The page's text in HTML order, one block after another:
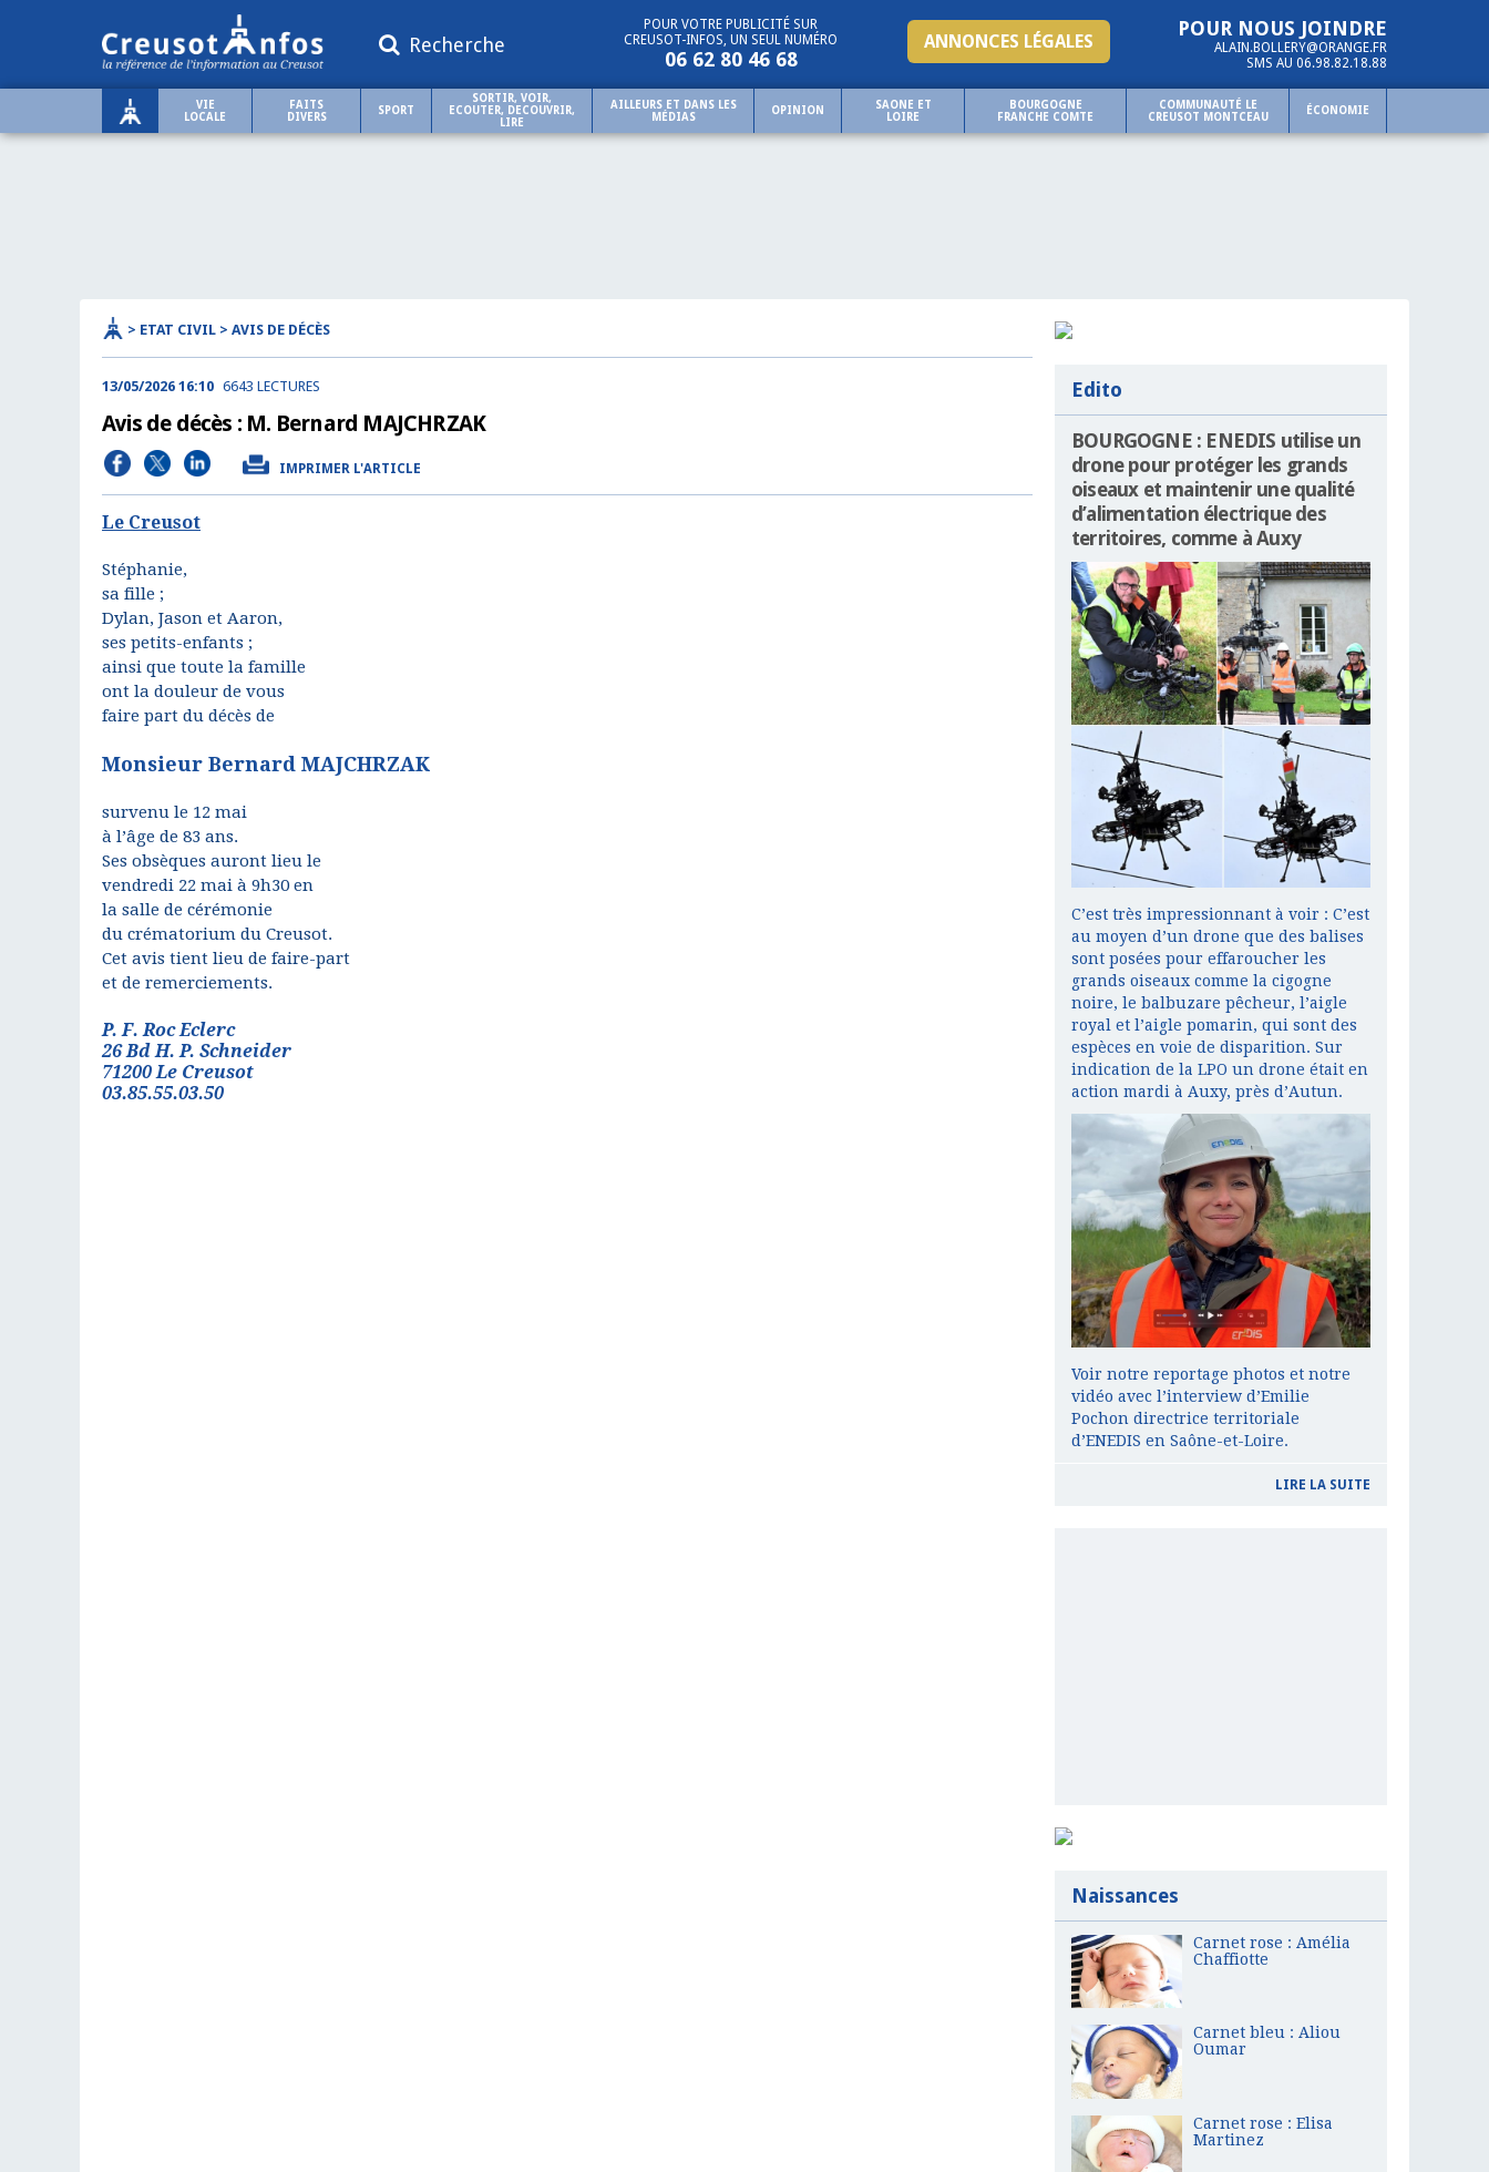
Recherche
POUR NOUS JOINDRE
ALAIN.BOLLERY@ORANGE.FR
SMS AU 06.98.82.18.88
ANNONCES LÉGALES
POUR VOTRE PUBLICITÉ SUR
CREUSOT-INFOS, UN SEUL NUMÉRO
06 62 80 46 68
VIE
LOCALE
FAITS
DIVERS
SPORT
SORTIR, VOIR,
ECOUTER, DECOUVRIR,
LIRE
AILLEURS ET DANS LES
MÉDIAS
OPINION
SAONE ET
LOIRE
BOURGOGNE
FRANCHE COMTE
COMMUNAUTÉ LE
CREUSOT MONTCEAU
ÉCONOMIE
> ETAT CIVIL > AVIS DE DÉCÈS
13/05/2026 16:10 6643 LECTURES
Avis de décès : M. Bernard MAJCHRZAK
IMPRIMER L'ARTICLE
Le Creusot
Stéphanie,
sa fille ;
Dylan, Jason et Aaron,
ses petits-enfants ;
ainsi que toute la famille
ont la douleur de vous
faire part du décès de
Monsieur Bernard MAJCHRZAK
survenu le 12 mai
à l’âge de 83 ans.
Ses obsèques auront lieu le
vendredi 22 mai à 9h30 en
la salle de cérémonie
du crématorium du Creusot.
Cet avis tient lieu de faire-part
et de remerciements.
P. F. Roc Eclerc
26 Bd H. P. Schneider
71200 Le Creusot
03.85.55.03.50
Edito
BOURGOGNE : ENEDIS utilise un
drone pour protéger les grands
oiseaux et maintenir une qualité
d’alimentation électrique des
territoires, comme à Auxy
C’est très impressionnant à voir : C’est
au moyen d’un drone que des balises
sont posées pour effaroucher les
grands oiseaux comme la cigogne
noire, le balbuzare pêcheur, l’aigle
royal et l’aigle pomarin, qui sont des
espèces en voie de disparition. Sur
indication de la LPO un drone était en
action mardi à Auxy, près d’Autun.
Voir notre reportage photos et notre
vidéo avec l’interview d’Emilie
Pochon directrice territoriale
d’ENEDIS en Saône-et-Loire.
LIRE LA SUITE
Naissances
Carnet rose : Amélia
Chaffiotte
Carnet bleu : Aliou
Oumar
Carnet rose : Elisa
Martinez